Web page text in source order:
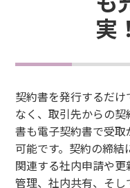
実！
契約書を発行するだけ
なく、取引先からの契
書も電子契約書で受取
可能です。契約の締結
関連する社内申請や更
管理、社内共有、そし